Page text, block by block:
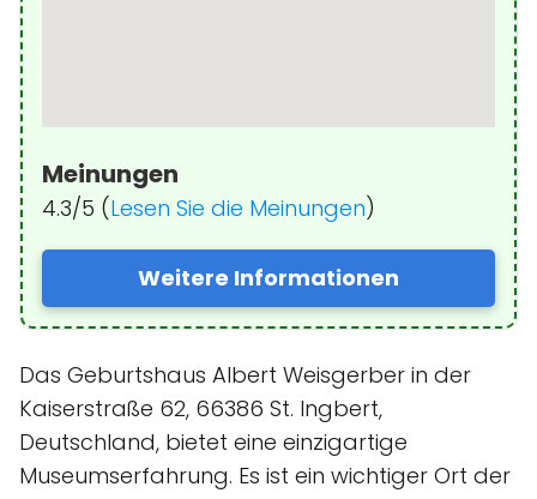
Meinungen
4.3/5 (Lesen Sie die Meinungen)
Weitere Informationen
Das Geburtshaus Albert Weisgerber in der
Kaiserstraße 62, 66386 St. Ingbert,
Deutschland, bietet eine einzigartige
Museumserfahrung. Es ist ein wichtiger Ort der